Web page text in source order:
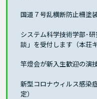
国道７号乱横断防止柵塗
システム科学技術学部･
談」を受付します（本荘
竿燈会が新入生歓迎の演
新型コロナウィルス感染
定）